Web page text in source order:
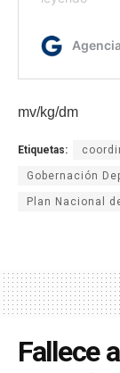
mv/kg/dm
Etiquetas:
Gobernación
Plan Nacional
Fallece